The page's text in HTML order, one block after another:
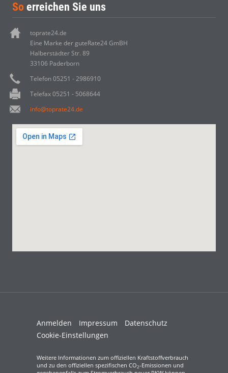
So erreichen Sie uns
toprate24.de
Eine Marke der guteRate24 GmBH
Halberstädter Str. 89
33106 Paderborn
Telefon 05251 - 2986910
Telefax 05251 - 5068644
info@toprate24.de
Anmelden Impressum
Datenschutz
Cookie-Einstellungen
Weitere Informationen zum offiziellen Kraftstoffverbrauch
und zu den offiziellen spezifischen CO2-Emissionen und